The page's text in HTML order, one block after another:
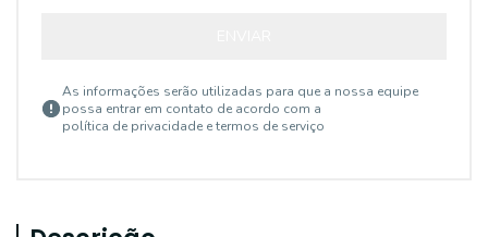
As informações serão utilizadas para que a nossa equipe
possa entrar em contato de acordo com a
política de privacidade e termos de serviço